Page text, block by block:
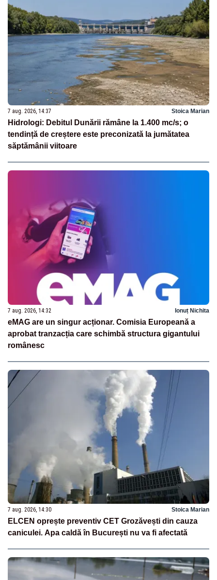
7 aug. 2026, 14:37 Stoica Marian
Hidrologi: Debitul Dunării rămâne la 1.400 mc/s; o
tendință de creștere este preconizată la jumătatea
săptămânii viitoare
7 aug. 2026, 14:32 Ionuț Nichita
eMAG are un singur acționar. Comisia Europeană a
aprobat tranzacția care schimbă structura gigantului
românesc
7 aug. 2026, 14:30 Stoica Marian
ELCEN oprește preventiv CET Grozăvești din cauza
caniculei. Apa caldă în București nu va fi afectată